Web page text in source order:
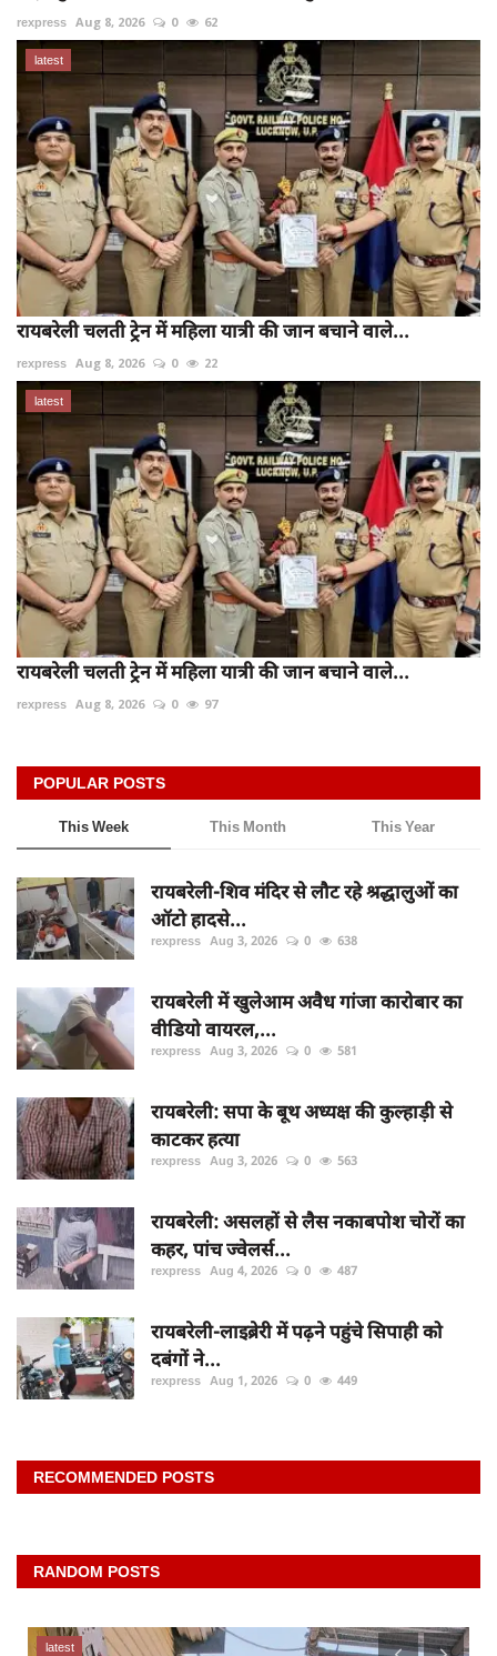
rexpress Aug 8, 2026 0 62
latest
रायबरेली चलती ट्रेन में महिला यात्री की जान बचाने वाले...
rexpress Aug 8, 2026 0 22
latest
रायबरेली चलती ट्रेन में महिला यात्री की जान बचाने वाले...
rexpress Aug 8, 2026 0 97
POPULAR POSTS
This Week This Month This Year
रायबरेली-शिव मंदिर से लौट रहे श्रद्धालुओं का
ऑटो हादसे...
rexpress Aug 3, 2026 0 638
रायबरेली में खुलेआम अवैध गांजा कारोबार का
वीडियो वायरल,...
rexpress Aug 3, 2026 0 581
रायबरेली: सपा के बूथ अध्यक्ष की कुल्हाड़ी से
काटकर हत्या
rexpress Aug 3, 2026 0 563
रायबरेली: असलहों से लैस नकाबपोश चोरों का
कहर, पांच ज्वेलर्स...
rexpress Aug 4, 2026 0 487
रायबरेली-लाइब्रेरी में पढ़ने पहुंचे सिपाही को
दबंगों ने...
rexpress Aug 1, 2026 0 449
RECOMMENDED POSTS
RANDOM POSTS
latest